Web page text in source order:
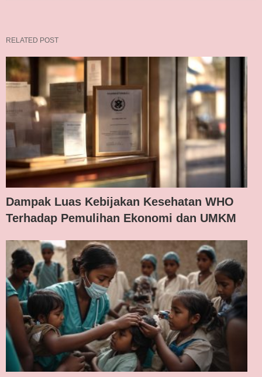
RELATED POST
Dampak Luas Kebijakan Kesehatan WHO
Terhadap Pemulihan Ekonomi dan UMKM